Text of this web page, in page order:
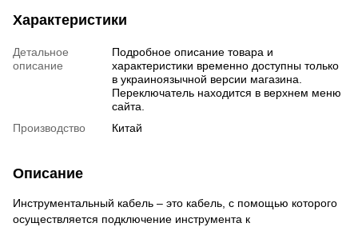
Характеристики
Детальное
описание
Подробное описание товара и
характеристики временно доступны только
в украиноязычной версии магазина.
Переключатель находится в верхнем меню
сайта.
Производство
Китай
Описание
Инструментальный кабель – это кабель, с помощью которого
осуществляется подключение инструмента к